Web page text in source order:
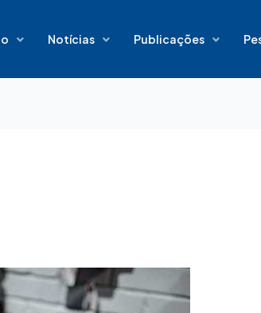
Notícias Publicações